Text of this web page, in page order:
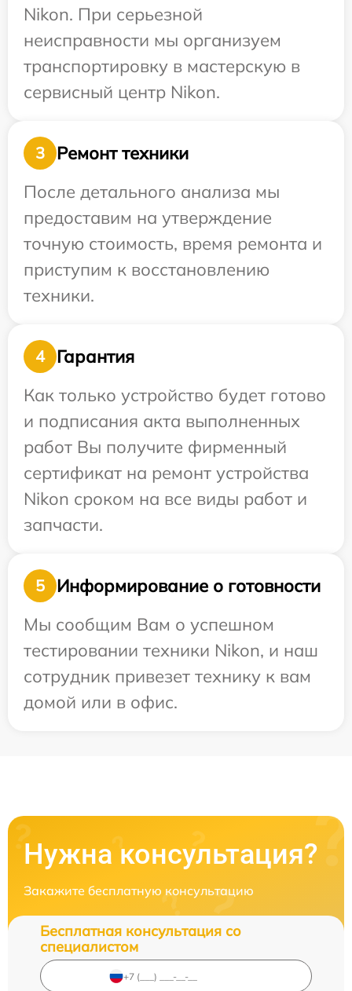
Nikon. При серьезной
неисправности мы организуем
транспортировку в мастерскую в
сервисный центр Nikon.
3
Ремонт техники
После детального анализа мы
предоставим на утверждение
точную стоимость, время ремонта и
приступим к восстановлению
техники.
4
Гарантия
Как только устройство будет готово
и подписания акта выполненных
работ Вы получите фирменный
сертификат на ремонт устройства
Nikon сроком на все виды работ и
запчасти.
5
Информирование о готовности
Мы сообщим Вам о успешном
тестировании техники Nikon, и наш
сотрудник привезет технику к вам
домой или в офис.
Нужна консультация?
Закажите бесплатную консультацию
Бесплатная консультация со
специалистом